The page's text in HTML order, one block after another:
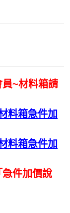
~材料箱請
料箱急件加
料箱急件加
件加價說